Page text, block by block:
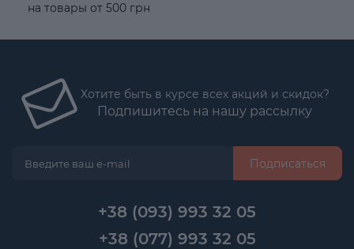
на товары от 500 грн
Хотите быть в курсе всех акций и скидок?
Подпишитесь на нашу рассылку
Подписаться
+38 (093) 993 32 05
+38 (077) 993 32 05